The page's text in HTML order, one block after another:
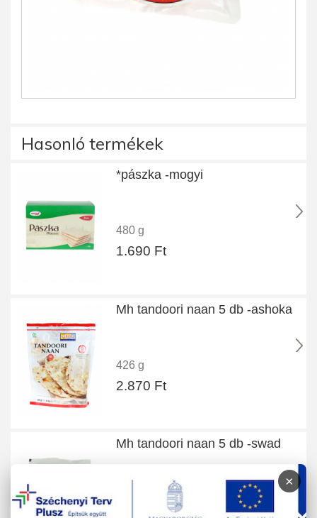
Hasonló termékek
*pászka -mogyi
480 g
1.690 Ft
Mh tandoori naan 5 db -ashoka
426 g
2.870 Ft
Mh tandoori naan 5 db -swad
×